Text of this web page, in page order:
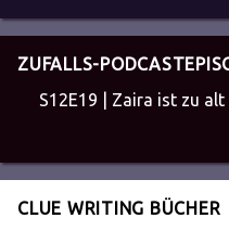
ZUFALLS-
S12E19 | Zaira ist zu
CLUE WRITING BÜCHER